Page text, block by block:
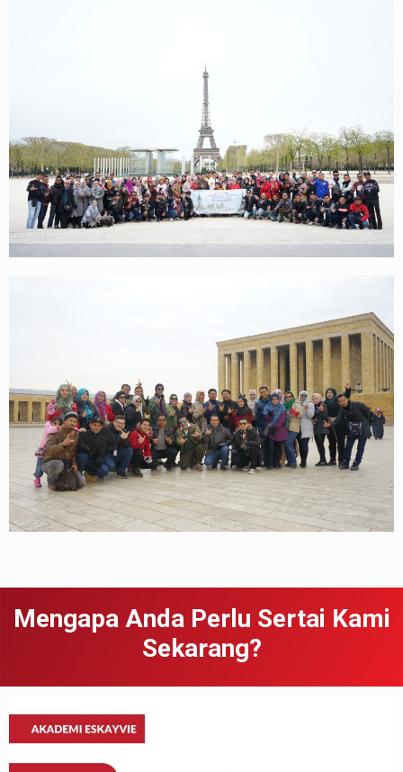
Mengapa Anda Perlu Sertai Kami
Sekarang?